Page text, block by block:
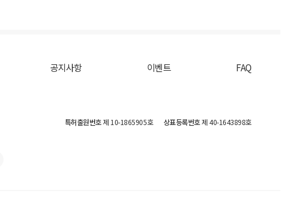
공지사항 이벤트 FAQ
특허출원번호제 10-1865905호 상표등록번호제 40-1643898호